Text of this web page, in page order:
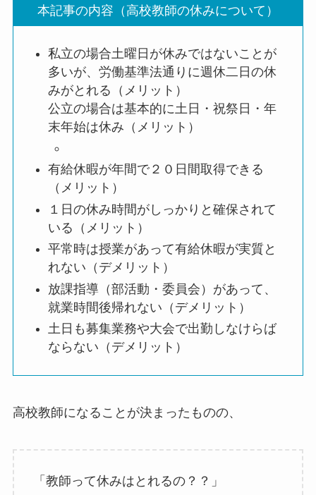
本記事の内容（高校教師の休みについて）
私立の場合土曜日が休みではないことが
多いが、労働基準法通りに週休二日の休
みがとれる（メリット）
公立の場合は基本的に土日・祝祭日・年
末年始は休み（メリット）
有給休暇が年間で２０日間取得できる
（メリット）
１日の休み時間がしっかりと確保されて
いる（メリット）
平常時は授業があって有給休暇が実質と
れない（デメリット）
放課指導（部活動・委員会）があって、
就業時間後帰れない（デメリット）
土日も募集業務や大会で出勤しなけらば
ならない（デメリット）
高校教師になることが決まったものの、
「教師って休みはとれるの？？」